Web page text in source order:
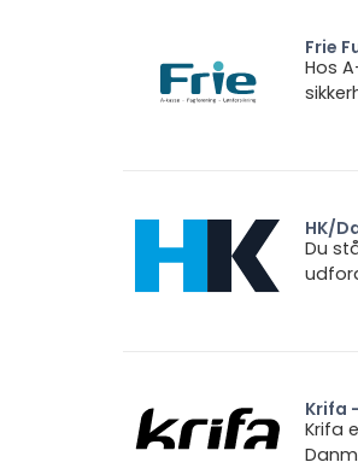
Frie
Hos
HK/
Du
Krifa
Krifa